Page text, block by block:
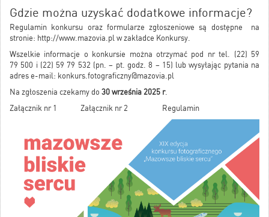
Gdzie można uzyskać dodatkowe informacje?
Regulamin konkursu oraz formularze zgłoszeniowe są dostępne na
stronie: http://www.mazovia.pl w zakładce Konkursy.
Wszelkie informacje o konkursie można otrzymać pod nr tel. (22) 59
79 500 i (22) 59 79 532 (pn. – pt. godz. 8 – 15) lub wysyłając pytania na
adres e-mail: konkurs.fotograficzny@mazovia.pl
Na zgłoszenia czekamy do 30 września 2025 r.
Załącznik nr 1
Załącznik nr 2 Regulamin